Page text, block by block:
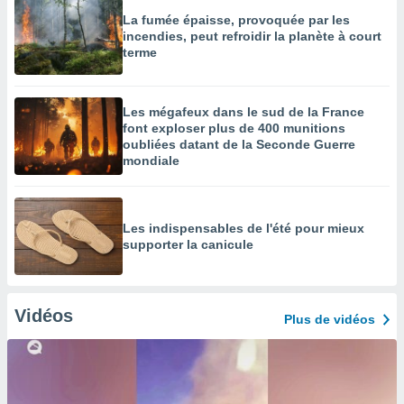
La fumée épaisse, provoquée par les
incendies, peut refroidir la planète à court
terme
Les mégafeux dans le sud de la France
font exploser plus de 400 munitions
oubliées datant de la Seconde Guerre
mondiale
Les indispensables de l'été pour mieux
supporter la canicule
Vidéos Plus de vidéos